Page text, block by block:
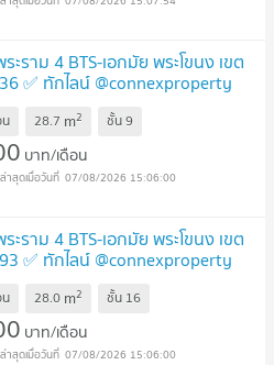
ราม 4 BTS-เอกมัย พระโขนง เขต
✅ ทักไลน์ @connexproperty
28.7 m2 ชั้น9
บาท/เดือน
07/08/2026 15:06:00
ราม 4 BTS-เอกมัย พระโขนง เขต
✅ ทักไลน์ @connexproperty
28.0 m2 ชั้น 16
บาท/เดือน
07/08/2026 15:06:00